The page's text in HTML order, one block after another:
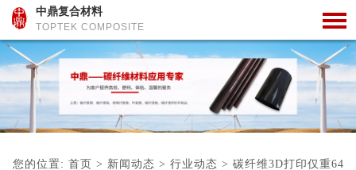
中鼎复合材料
TOPTEK COMPOSITE
您的位置: 首页 > 新闻动态 > 行业动态 > 碳纤维3D打印仅重64